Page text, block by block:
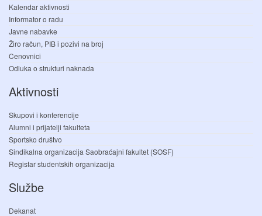
Kalendar aktivnosti
Informator o radu
Javne nabavke
Žiro račun, PIB i pozivi na broj
Cenovnici
Odluka o strukturi naknada
Aktivnosti
Skupovi i konferencije
Alumni i prijatelji fakulteta
Sportsko društvo
Sindikalna organizacija Saobraćajni fakultet (SOSF)
Registar studentskih organizacija
Službe
Dekanat